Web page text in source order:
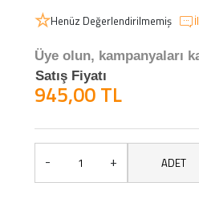
Henüz Değerlendirilmemiş
Üye olun, kampanyaları
Satış Fiyatı
945,00 TL
- + ADET